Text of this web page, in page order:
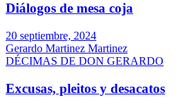
Diálogos de mesa coja
20 septiembre, 2024
Gerardo Martinez Martinez
DÉCIMAS DE DON GERARDO
Excusas, pleitos y desacatos